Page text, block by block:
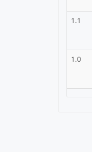
1.1
1.0